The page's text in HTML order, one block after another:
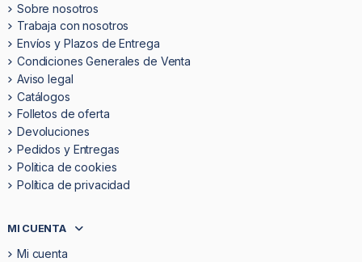
Sobre nosotros
Trabaja con nosotros
Envíos y Plazos de Entrega
Condiciones Generales de Venta
Aviso legal
Catálogos
Folletos de oferta
Devoluciones
Pedidos y Entregas
Politica de cookies
Política de privacidad
MI CUENTA
Mi cuenta